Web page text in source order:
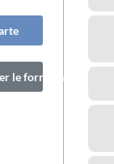
le formulaire